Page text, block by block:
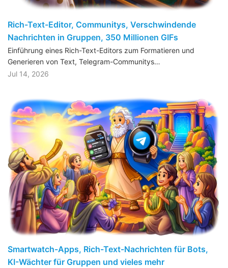
Rich-Text-Editor, Communitys, Verschwindende
Nachrichten in Gruppen, 350 Millionen GIFs
Einführung eines Rich-Text-Editors zum Formatieren und
Generieren von Text, Telegram-Communitys…
Jul 14, 2026
Smartwatch-Apps, Rich-Text-Nachrichten für Bots,
KI-Wächter für Gruppen und vieles mehr